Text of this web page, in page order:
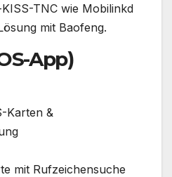
TNC wie Mobilinkd
mit Baofeng.
App)
Karten &
mit Rufzeichensuche